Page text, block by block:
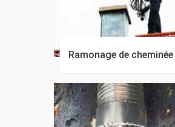
Ramonage de cheminée